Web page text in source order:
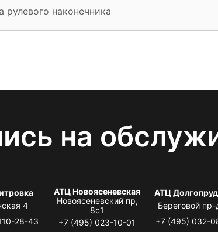
рулевого наконечника
на
4
28-43
АТЦ Новоясеневская
Новоясеневский пр,
8с1
+7 (495) 023-10-01
АТЦ
Береговой пр-
+7 (495) 032-